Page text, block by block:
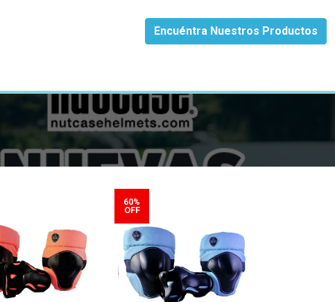
Encuéntra Nuestros Productos
60%
OFF